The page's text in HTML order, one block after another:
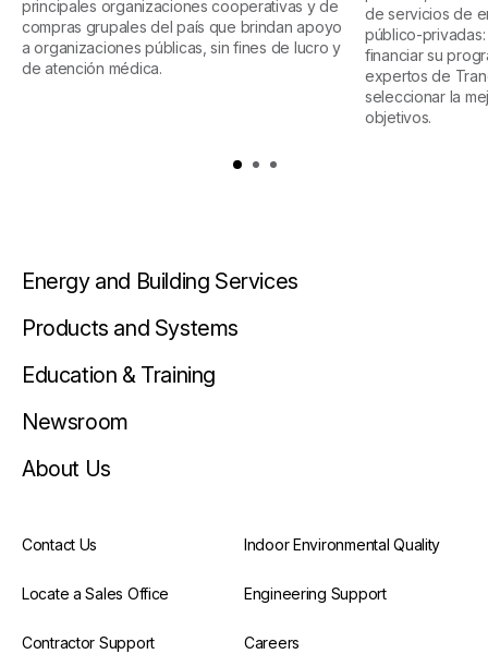
principales organizaciones cooperativas y de
compras grupales del país que brindan apoyo
a organizaciones públicas, sin fines de lucro y
de atención médica.
de servicios de
público-
financiar su
expertos de
seleccionar la
objetivos.
Energy and Building Services
Products and Systems
Education & Training
Newsroom
About Us
Contact Us Indoor Environmental Quality
Locate a Sales Office Engineering Support
Contractor Support Careers